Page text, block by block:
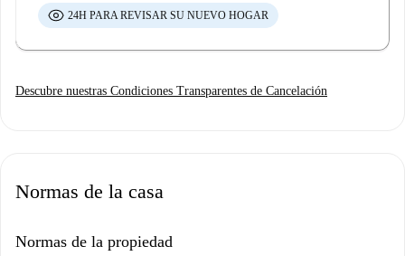
24H PARA REVISAR SU NUEVO HOGAR
Descubre nuestras Condiciones Transparentes de Cancelación
Normas de la casa
Normas de la propiedad